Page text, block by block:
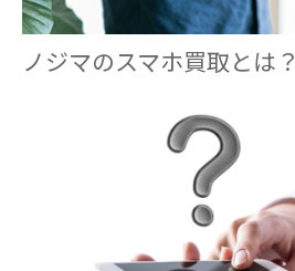
ノジマのスマホ買取とは？